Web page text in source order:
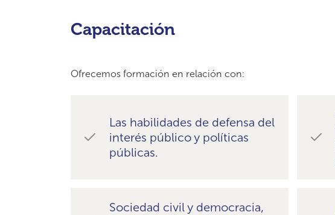
Capacitación
Ofrecemos formación en relación con:
Las habilidades de defensa del
interés público y políticas
públicas.
Sociedad civil y democracia,